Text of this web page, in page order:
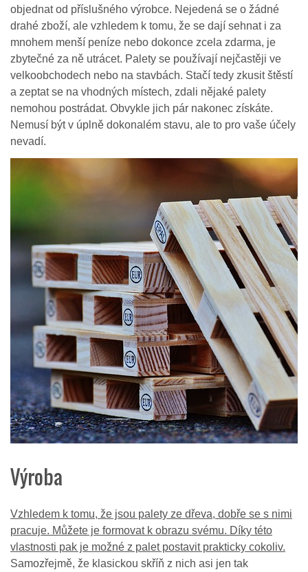
objednat od příslušného výrobce. Nejedená se o žádné
drahé zboží, ale vzhledem k tomu, že se dají sehnat i za
mnohem menší peníze nebo dokonce zcela zdarma, je
zbytečné za ně utrácet. Palety se používají nejčastěji ve
velkoobchodech nebo na stavbách. Stačí tedy zkusit štěstí
a zeptat se na vhodných místech, zdali nějaké palety
nemohou postrádat. Obvykle jich pár nakonec získáte.
Nemusí být v úplně dokonalém stavu, ale to pro vaše účely
nevadí.
Výroba
Vzhledem k tomu, že jsou palety ze dřeva, dobře se s nimi
pracuje. Můžete je formovat k obrazu svému. Díky této
vlastnosti pak je možné z palet postavit prakticky cokoliv.
Samozřejmě, že klasickou skříň z nich asi jen tak